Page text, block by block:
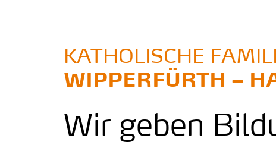
KATHOLISCHE
WIPPERFÜRTH –
Wir geben